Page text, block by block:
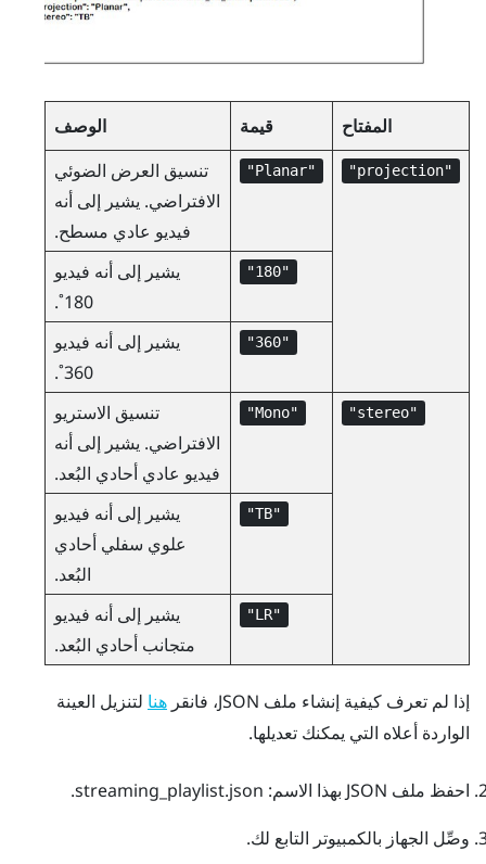
المفتاح قيمة الوصف
"‍projection"‍
"‍Planar"‍
تنسيق العرض الضوئي
الافتراضي. يشير إلى أنه
فيديو عادي مسطح.
"‍180"‍
يشير إلى أنه فيديو
180˚.
"‍360"‍
يشير إلى أنه فيديو
360˚.
"‍stereo"‍
"‍Mono"‍
تنسيق الاستريو
الافتراضي. يشير إلى أنه
فيديو عادي أحادي البُعد.
"‍TB"‍
يشير إلى أنه فيديو
علوي سفلي أحادي
البُعد.
"‍LR"‍
يشير إلى أنه فيديو
متجانب أحادي البُعد.
إذا لم تعرف كيفية إنشاء ملف JSON، فانقر هنا لتنزيل العينة
الواردة أعلاه التي يمكنك تعديلها.
احفظ ملف JSON بهذا الاسم: streaming_playlist.json
.
وصِّل الجهاز بالكمبيوتر التابع لك.